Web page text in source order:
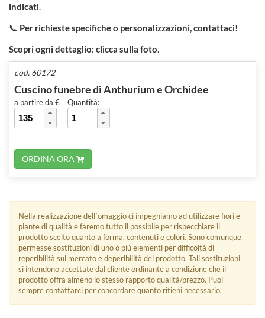
indicati
📞 Per richieste specifiche o personalizzazioni, contattaci!
Scopri ogni dettaglio: clicca sulla foto
cod. 60172
Cuscino funebre di Anthurium e Orchidee
a partire da € Quantità:
ORDINA ORA
Nella realizzazione dell´omaggio ci impegniamo ad utilizzare fiori e
piante di qualità e faremo tutto il possibile per rispecchiare il
prodotto scelto quanto a forma, contenuti e colori. Sono comunque
permesse sostituzioni di uno o più elementi per difficoltà di
reperibilità sul mercato e deperibilità del prodotto. Tali sostituzioni
si intendono accettate dal cliente ordinante a condizione che il
prodotto offra almeno lo stesso rapporto qualità/prezzo. Puoi
sempre contattarci per concordare quanto ritieni necessario.